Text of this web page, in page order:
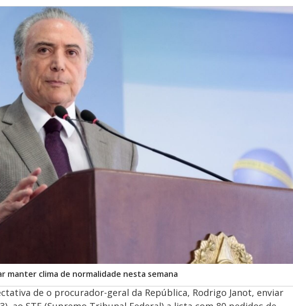
manter clima de normalidade nesta semana
de o procurador-geral da República, Rodrigo Janot, enviar